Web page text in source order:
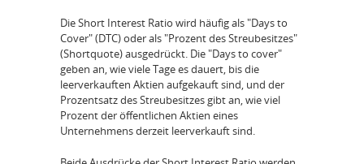
Die Short Interest Ratio wird häufig als "Days to
Cover" (DTC) oder als "Prozent des Streubesitzes"
(Shortquote) ausgedrückt. Die "Days to cover"
geben an, wie viele Tage es dauert, bis die
leerverkauften Aktien aufgekauft sind, und der
Prozentsatz des Streubesitzes gibt an, wie viel
Prozent der öffentlichen Aktien eines
Unternehmens derzeit leerverkauft sind.